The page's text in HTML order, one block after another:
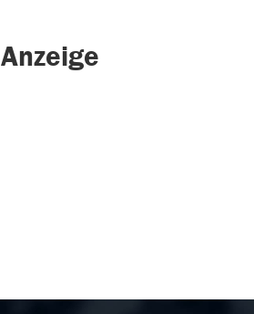
Anzeige